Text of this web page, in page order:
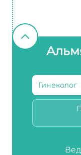
Гинеколог